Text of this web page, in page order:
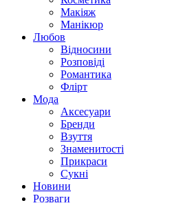
Макіяж
Манікюр
Любов
Відносини
Розповіді
Романтика
Флірт
Мода
Аксесуари
Бренди
Взуття
Знаменитості
Прикраси
Сукні
Новини
Розваги